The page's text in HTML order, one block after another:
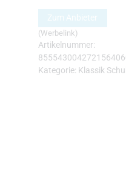
Preis
war:
€89,95
Preis
Zum Anbieter
(Werbelink)
Artikelnummer:
Kategorie: Klassik